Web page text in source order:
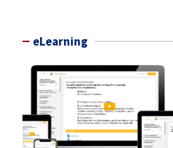
eLearning